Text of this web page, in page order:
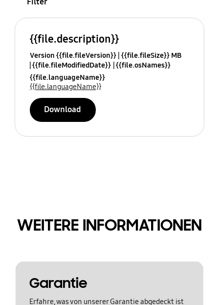
{{file.description}}
Version {{file.fileVersion}} {{file.fileSize}} MB
{{file.fileModifiedDate}} {{file.osNames}}
{{file.languageName}}
{{file.languageName}}
Download
WEITERE INFORMATIONEN
Garantie
Erfahre, was von unserer Garantie abgedeckt ist